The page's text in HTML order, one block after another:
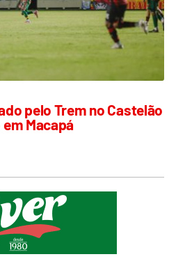
pelo Trem no Castelão
Macapá